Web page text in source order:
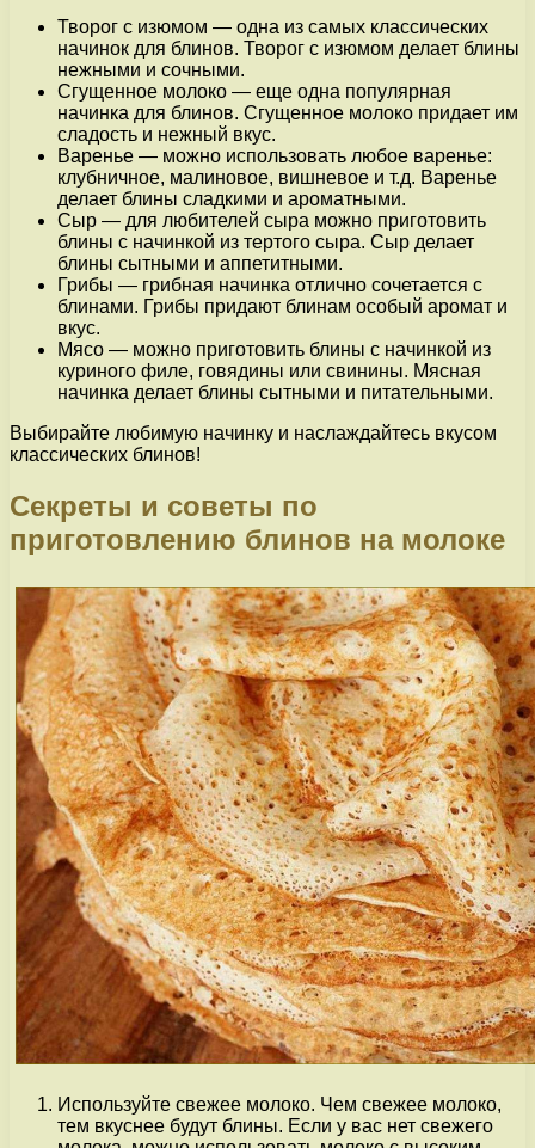
Творог с изюмом — одна из самых классических
начинок для блинов. Творог с изюмом делает блины
нежными и сочными.
Сгущенное молоко — еще одна популярная
начинка для блинов. Сгущенное молоко придает им
сладость и нежный вкус.
Варенье — можно использовать любое варенье:
клубничное, малиновое, вишневое и т.д. Варенье
делает блины сладкими и ароматными.
Сыр — для любителей сыра можно приготовить
блины с начинкой из тертого сыра. Сыр делает
блины сытными и аппетитными.
Грибы — грибная начинка отлично сочетается с
блинами. Грибы придают блинам особый аромат и
вкус.
Мясо — можно приготовить блины с начинкой из
куриного филе, говядины или свинины. Мясная
начинка делает блины сытными и питательными.
Выбирайте любимую начинку и наслаждайтесь вкусом
классических блинов!
Секреты и советы по
приготовлению блинов на молоке
Используйте свежее молоко. Чем свежее молоко,
тем вкуснее будут блины. Если у вас нет свежего